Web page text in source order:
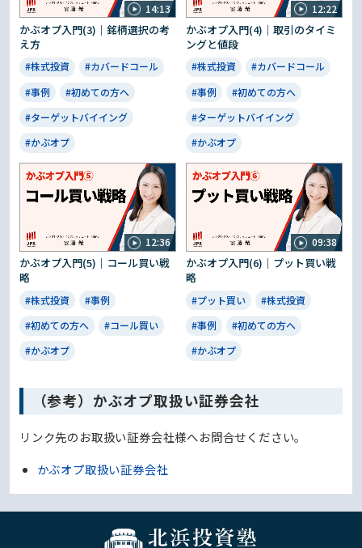
14:13
かぶオプ入門(3)｜銘柄選択の考
え方
#株式投資
#カバードコール
#事例
#初めての方へ
#ターゲットバイイング
#かぶオプ
12:22
かぶオプ入門(4)｜取引のタイミ
ングと値段
#株式投資
#カバードコール
#事例
#初めての方へ
#ターゲットバイイング
#かぶオプ
12:36
かぶオプ入門(5)｜コール買い戦
略
#株式投資
#事例
#初めての方へ
#コール買い
#かぶオプ
09:38
かぶオプ入門(6)｜プット買い戦
略
#プット買い
#株式投資
#事例
#初めての方へ
#かぶオプ
（参考）かぶオプ取扱い証券会社
リンク先のお取扱い証券会社様へお問合せください。
かぶオプ取扱い証券会社